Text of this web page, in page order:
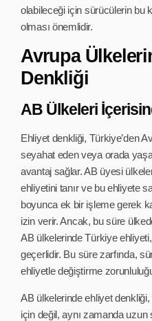
olabileceği için sürücülerin bu
olması önemlidir.
Avrupa
Denkliği
AB Ülkeleri
Ehliyet denkliği, Türkiye’den
seyahat eden veya orada
avantaj sağlar. AB üyesi
ehliyetini tanır ve bu ehliyete
boyunca ek bir işleme gerek
izin verir. Ancak, bu süre
AB ülkelerinde Türkiye ehliyeti,
geçerlidir. Bu süre zarfında,
ehliyetle değiştirme
AB ülkelerinde ehliyet
için değil, aynı zamanda